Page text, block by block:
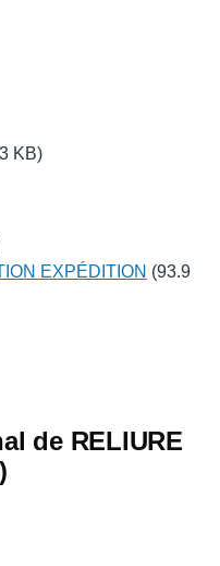
KB)
EXPÉDITION (93.9
de RELIURE